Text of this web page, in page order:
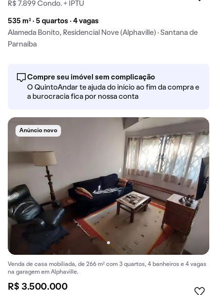
R$ 7.899 Condo. + IPTU
535 m² · 5 quartos · 4 vagas
Alameda Bonito, Residencial Nove (Alphaville) · Santana de
Parnaíba
Compre seu imóvel sem complicação
O QuintoAndar te ajuda do início ao fim da compra e
a burocracia fica por nossa conta
Anúncio novo
Venda de casa mobiliada, de 266 m² com 3 quartos, 4 banheiros e 4 vagas
na garagem em Alphaville.
R$ 3.500.000